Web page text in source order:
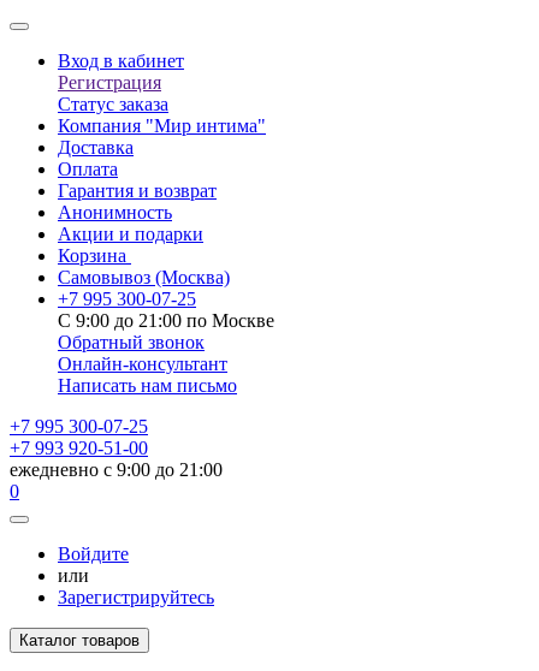
Вход в кабинет
Регистрация
Статус заказа
Компания "Мир интима"
Доставка
Оплата
Гарантия и возврат
Анонимность
Акции и подарки
Корзина
Самовывоз (Москва)
+7 995 300-07-25
С 9:00 до 21:00 по Москве
Обратный звонок
Онлайн-консультант
Написать нам письмо
+7 995 300-07-25
+7 993 920-51-00
ежедневно с 9:00 до 21:00
0
Войдите
или
Зарегистрируйтесь
Каталог товаров